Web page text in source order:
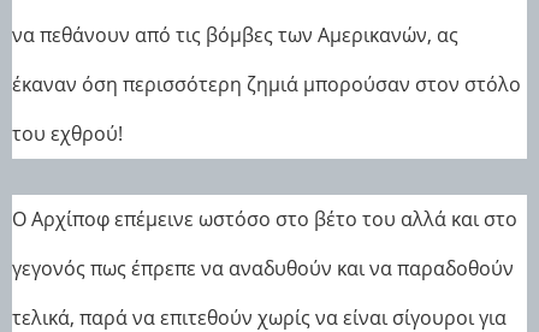
να πεθάνουν από τις βόμβες των Αμερικανών, ας
έκαναν όση περισσότερη ζημιά μπορούσαν στον στόλο
του εχθρού!
Ο Αρχίποφ επέμεινε ωστόσο στο βέτο του αλλά και στο
γεγονός πως έπρεπε να αναδυθούν και να παραδοθούν
τελικά, παρά να επιτεθούν χωρίς να είναι σίγουροι για